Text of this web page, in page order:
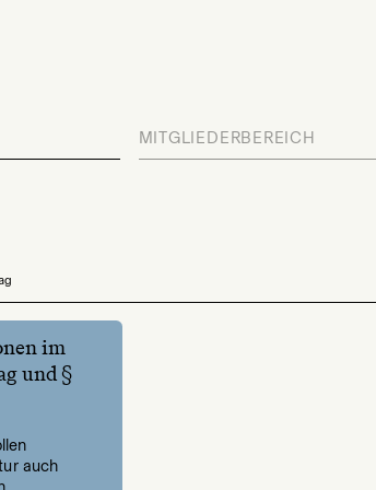
MITGLIEDERBEREICH
im
und §
auch